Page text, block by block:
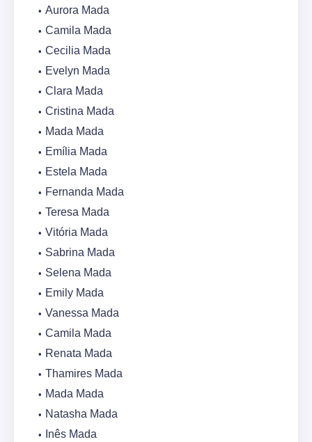
Aurora Mada
Camila Mada
Cecilia Mada
Evelyn Mada
Clara Mada
Cristina Mada
Mada Mada
Emília Mada
Estela Mada
Fernanda Mada
Teresa Mada
Vitória Mada
Sabrina Mada
Selena Mada
Emily Mada
Vanessa Mada
Camila Mada
Renata Mada
Thamires Mada
Mada Mada
Natasha Mada
Inês Mada